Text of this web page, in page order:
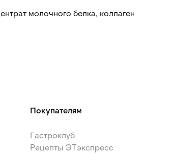
молочного белка, коллаген
Покупателям
Гастроклуб
Рецепты ЭТэкспресс